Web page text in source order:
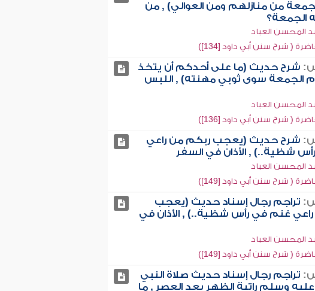
من منازلهم ومن العوالي) , من
الجمعة؟
المحسن العباد
( شرح سنن أبي داود [134])
شرح حديث (ما على أحدكم أن يتخذ
الجمعة سوى ثوبي مهنته) , اللبس
المحسن العباد
( شرح سنن أبي داود [136])
شرح حديث (يعجب ربكم من راعي
شظية..) , الأذان في السفر
المحسن العباد
( شرح سنن أبي داود [149])
تراجم رجال إسناد حديث (يعجب
غنم في رأس شظية..) , الأذان في
المحسن العباد
( شرح سنن أبي داود [149])
تراجم رجال إسناد حديث صلاة النبي
وسلم راتبة الظهر بعد العصر , ما